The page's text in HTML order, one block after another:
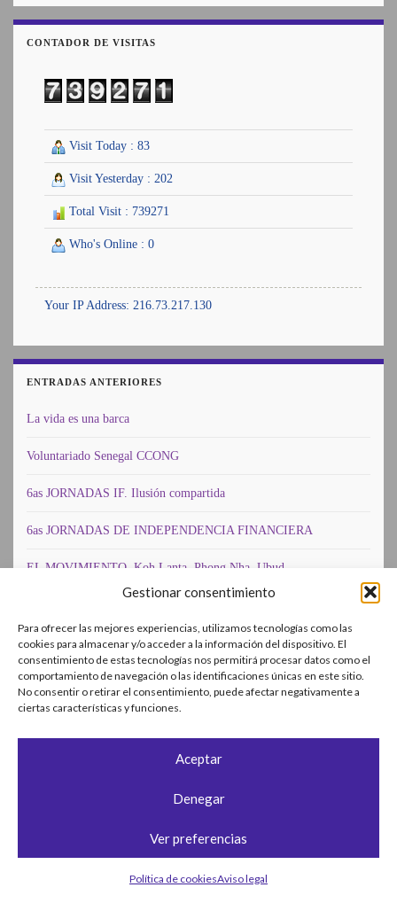
Gestionar consentimiento
Para ofrecer las mejores experiencias, utilizamos tecnologías como las
cookies para almacenar y/o acceder a la información del dispositivo. El
consentimiento de estas tecnologías nos permitirá procesar datos como el
comportamiento de navegación o las identificaciones únicas en este sitio.
No consentir o retirar el consentimiento, puede afectar negativamente a
ciertas características y funciones.
Aceptar
Denegar
Ver preferencias
Política de cookiesAviso legal
CONTADOR DE VISITAS
Visit Today : 83
Visit Yesterday : 202
Total Visit : 739271
Who's Online : 0
Your IP Address: 216.73.217.130
ENTRADAS ANTERIORES
La vida es una barca
Voluntariado Senegal CCONG
6as JORNADAS IF. Ilusión compartida
6as JORNADAS DE INDEPENDENCIA FINANCIERA
EL MOVIMIENTO. Koh Lanta, Phong Nha, Ubud
¡TOMA JORNADAS!
5as JORNADAS DE INDEPENDENCIA FINANCIERA.
«REGRESAMOS AL FUTURO»
LLEVO UNA DOBLE VIDA…